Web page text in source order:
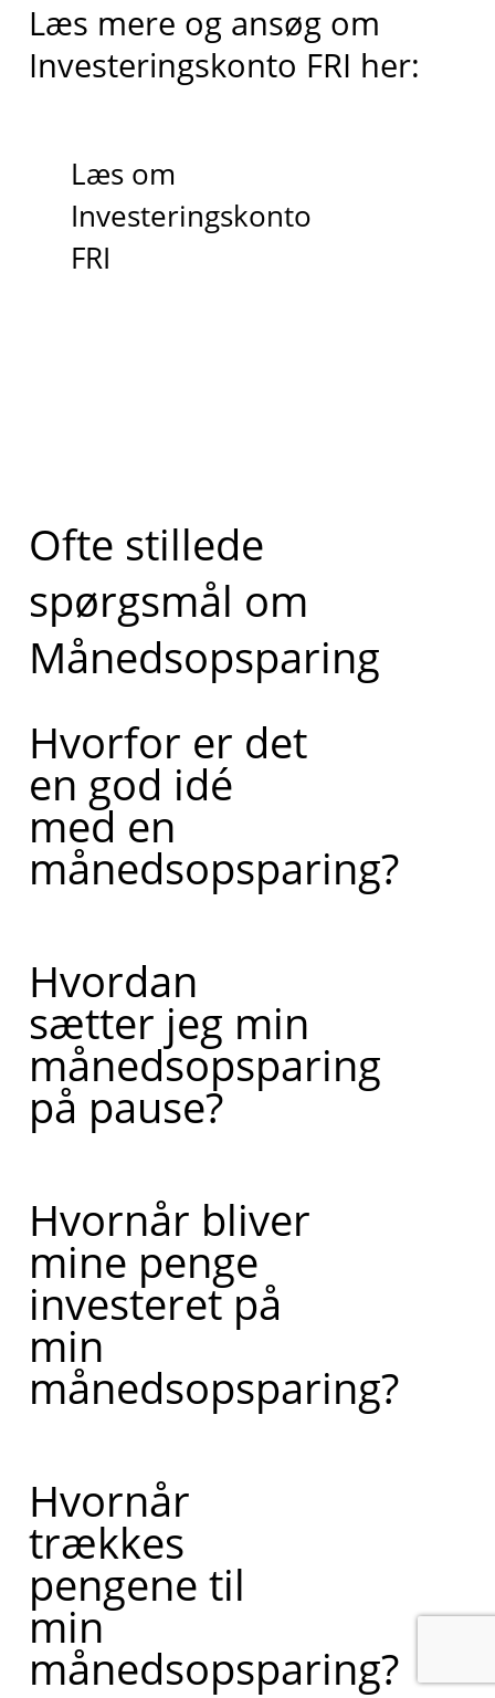
Læs mere og ansøg om
Investeringskonto FRI her:
Læs om
Investeringskonto
FRI
Ofte stillede
spørgsmål om
Månedsopsparing
Hvorfor er det
en god idé
med en
månedsopsparing?
Hvordan
sætter jeg min
månedsopsparing
på pause?
Hvornår bliver
mine penge
investeret på
min
månedsopsparing?
Hvornår
trækkes
pengene til
min
månedsopsparing?